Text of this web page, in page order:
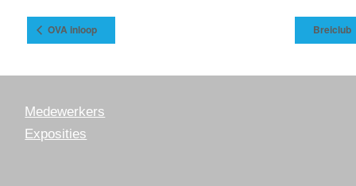
OVA inloop Breiclub
Medewerkers
Exposities